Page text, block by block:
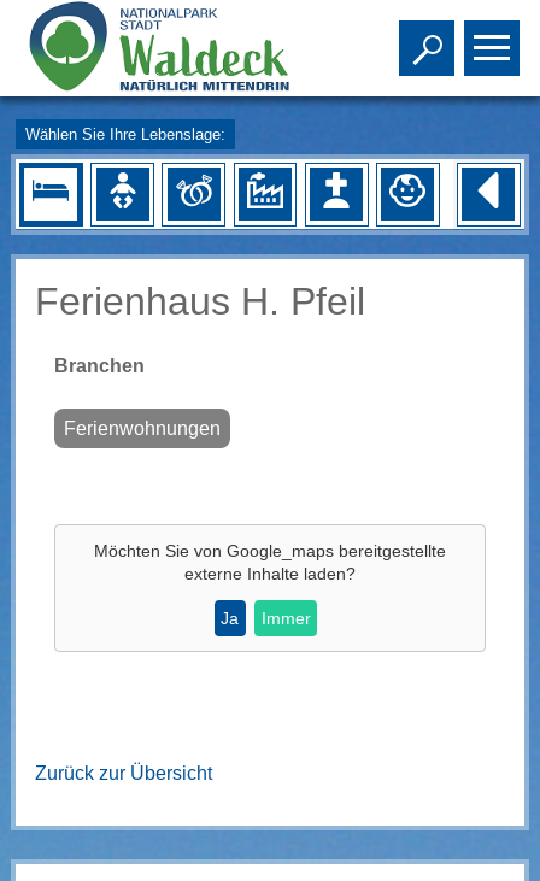
Toggle
Wählen Sie Ihre Lebenslage:
Ferienhaus H. Pfeil
Branchen
Ferienwohnungen
Möchten Sie von Google_mapsbereitgestellte
externe Inhalte laden?
Ja Immer
Zurück zur Übersicht